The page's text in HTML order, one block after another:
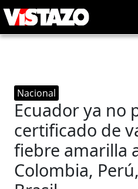
Nacional
Ecuador ya no
certificado de
fiebre amarilla
Colombia,